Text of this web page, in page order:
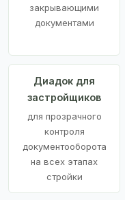
закрывающими
документами
Диадок для
застройщиков
для прозрачного
контроля
документооборота
на всех этапах
стройки